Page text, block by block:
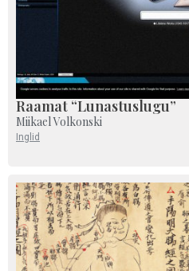
Raamat “Lunastuslugu”
Miikael Volkonski
Inglid